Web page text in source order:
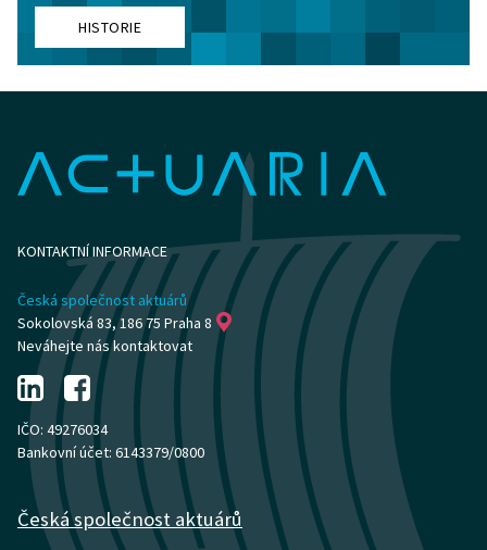
HISTORIE
KONTAKTNÍ INFORMACE
Česká společnost aktuárů
Sokolovská 83, 186 75 Praha 8
Neváhejte nás kontaktovat
IČO: 49276034
Bankovní účet: 6143379/0800
Česká společnost aktuárů